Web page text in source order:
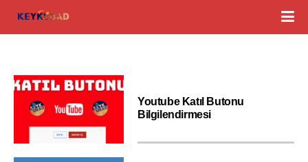
Youtube Katıl Butonu
Bilgilendirmesi